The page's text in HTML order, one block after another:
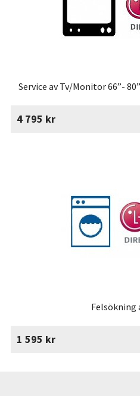
Service av Tv/Monitor 66”-
4 795 kr
Felsökning
1 595 kr